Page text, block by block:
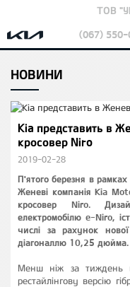
ТОВ
(067)
НОВИНИ
Kia представить в
кросовер Niro
2019-02-28
П'ятого березня в
Женеві компанія Kia
кросовер Niro.
електромобілю e-Niro,
числі за рахунок
діагоналлю 10,25 дюйма.
Менш ніж за тиждень
рестайлінгову версію